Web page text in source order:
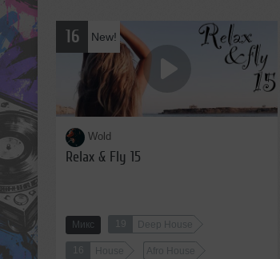
16 New!
Wold
Relax & Fly 15
Микс 19 Deep House
16 House Afro House